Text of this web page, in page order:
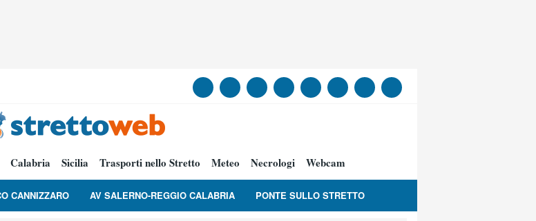
Calabria Sicilia Trasporti nello Stretto Meteo Necrologi Webcam
CANNIZZARO AV SALERNO-REGGIO CALABRIA PONTE SULLO STRETTO